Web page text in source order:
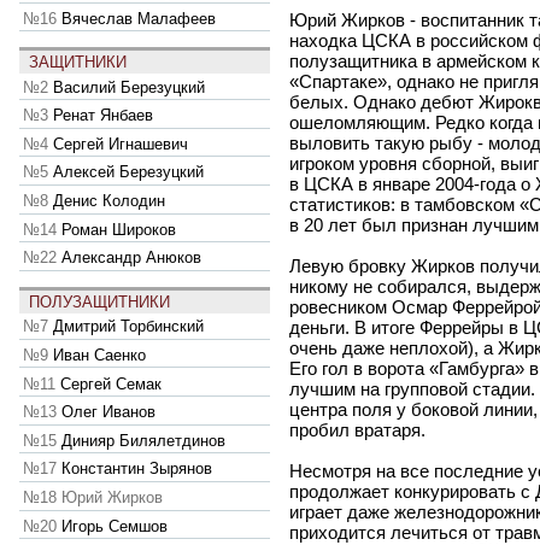
№16 Вячеслав Малафеев
ЗАЩИТНИКИ
№2 Василий Березуцкий
№3 Ренат Янбаев
№4 Сергей Игнашевич
№5 Алексей Березуцкий
№8 Денис Колодин
№14 Роман Широков
№22 Александр Анюков
ПОЛУЗАЩИТНИКИ
№7 Дмитрий Торбинский
№9 Иван Саенко
№11 Сергей Семак
№13 Олег Иванов
№15 Динияр Билялетдинов
№17 Константин Зырянов
№18 Юрий Жирков
№20 Игорь Семшов
Юрий Жирков - воспитанник
находка ЦСКА в российском
полузащитника в армейском
«Спартаке», однако не
белых. Однако дебют
ошеломляющим. Редко когда
выловить такую рыбу -
игроком уровня сборной,
в ЦСКА в январе 2004-года о
статистиков: в тамбовском
в 20 лет был признан
Левую бровку Жирков
никому не собирался,
ровесником Осмар
деньги. В итоге Феррейры в
очень даже неплохой), а
Его гол в ворота
лучшим на групповой
центра поля у боковой
пробил вратаря.
Несмотря на все последние
продолжает конкурировать
играет даже
приходится лечиться от